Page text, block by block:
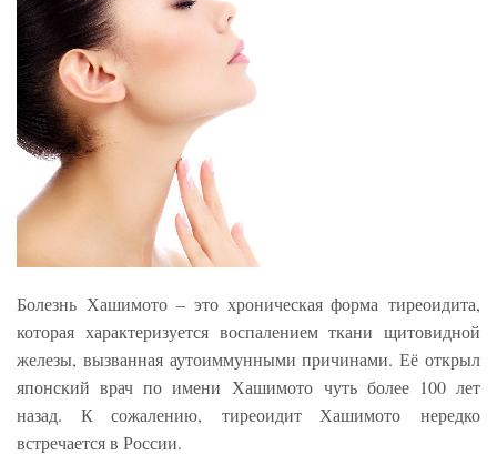
Болезнь Хашимото – это хроническая форма тиреоидита,
которая характеризуется воспалением ткани щитовидной
железы, вызванная аутоиммунными причинами. Её открыл
японский врач по имени Хашимото чуть более 100 лет
назад. К сожалению, тиреоидит Хашимото нередко
встречается в России.